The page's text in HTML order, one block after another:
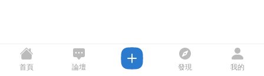
首頁 論壇 發現 我的